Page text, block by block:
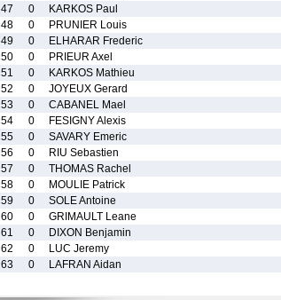
47
0 KARKOS Paul
48
0 PRUNIER Louis
49
0 ELHARAR Frederic
50
0 PRIEUR Axel
51
0 KARKOS Mathieu
52
0 JOYEUX Gerard
53
0 CABANEL Mael
54
0 FESIGNY Alexis
55
0 SAVARY Emeric
56
0 RIU Sebastien
57
0 THOMAS Rachel
58
0 MOULIE Patrick
59
0 SOLE Antoine
60
0 GRIMAULT Leane
61
0 DIXON Benjamin
62
0 LUC Jeremy
63
0 LAFRAN Aidan